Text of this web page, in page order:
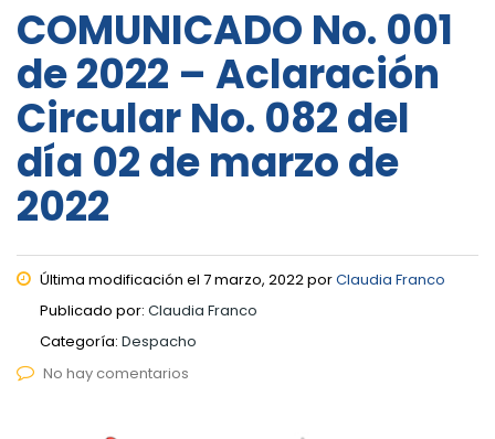
COMUNICADO No. 001
de 2022 – Aclaración
Circular No. 082 del
día 02 de marzo de
2022
Última modificación el 7 marzo, 2022 porClaudia Franco
Publicado por: Claudia Franco
Categoría: Despacho
No hay comentarios